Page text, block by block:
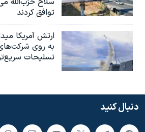
توافق کردند
ارتش آمریکا
به روی
تسلیحات
دنبال کنید